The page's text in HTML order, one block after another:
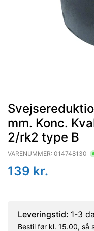
mm. Konc.
2/rk2 type B
VARENUMMER: 014748130
139 kr.
Leveringstid: 1-3
Bestil før kl. 15.00, så